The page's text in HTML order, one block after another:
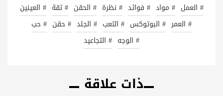
# العمل # مواد # فوائد # نظرة # الحقن # ثقة # العينين
# العمر # البوتوكس # التعب # الجلد # حقن # حب
# الوجه # التجاعيد
ذات علاقة